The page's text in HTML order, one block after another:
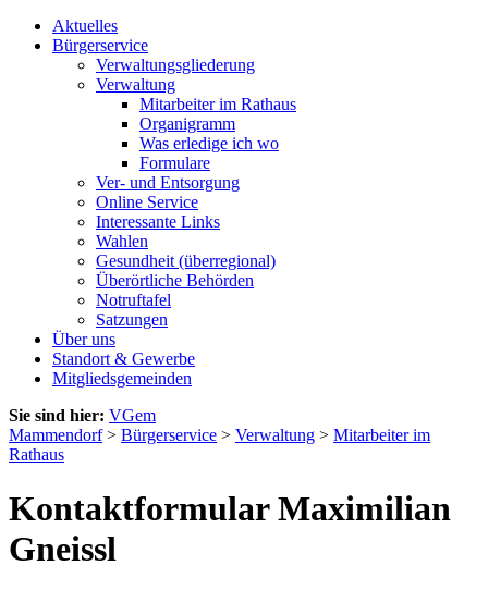
Aktuelles
Bürgerservice
Verwaltungsgliederung
Verwaltung
Mitarbeiter im Rathaus
Organigramm
Was erledige ich wo
Formulare
Ver- und Entsorgung
Online Service
Interessante Links
Wahlen
Gesundheit (überregional)
Überörtliche Behörden
Notruftafel
Satzungen
Über uns
Standort & Gewerbe
Mitgliedsgemeinden
Sie sind hier: VGem
Mammendorf> Bürgerservice > Verwaltung > Mitarbeiter im
Rathaus
Kontaktformular Maximilian
Gneissl